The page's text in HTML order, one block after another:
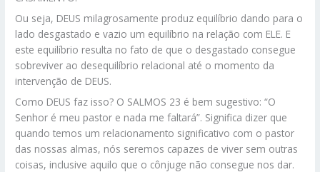
Ou seja, DEUS milagrosamente produz equilíbrio dando para o
lado desgastado e vazio um equilíbrio na relação com ELE. E
este equilíbrio resulta no fato de que o desgastado consegue
sobreviver ao desequilíbrio relacional até o momento da
intervenção de DEUS.
Como DEUS faz isso? O SALMOS 23 é bem sugestivo: “O
Senhor é meu pastor e nada me faltará”. Significa dizer que
quando temos um relacionamento significativo com o pastor
das nossas almas, nós seremos capazes de viver sem outras
coisas, inclusive aquilo que o cônjuge não consegue nos dar.